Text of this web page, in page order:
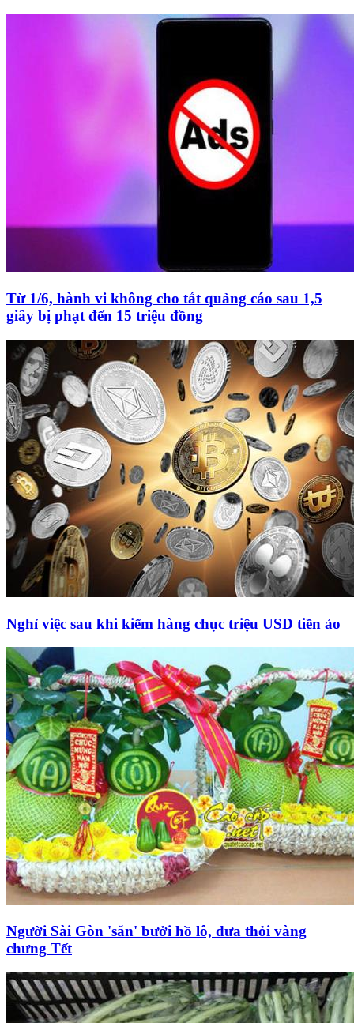
Từ 1/6, hành vi không cho tắt quảng cáo sau 1,5
giây bị phạt đến 15 triệu đồng
Nghỉ việc sau khi kiếm hàng chục triệu USD tiền ảo
Người Sài Gòn 'săn' bưởi hồ lô, dưa thỏi vàng
chưng Tết